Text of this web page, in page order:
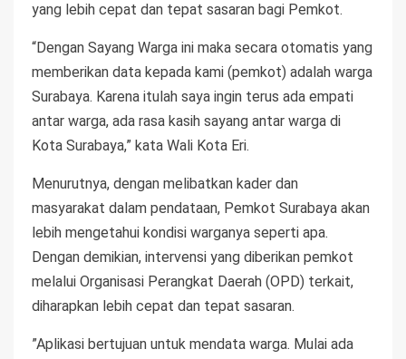
yang lebih cepat dan tepat sasaran bagi Pemkot.
“Dengan Sayang Warga ini maka secara otomatis yang
memberikan data kepada kami (pemkot) adalah warga
Surabaya. Karena itulah saya ingin terus ada empati
antar warga, ada rasa kasih sayang antar warga di
Kota Surabaya,” kata Wali Kota Eri.
Menurutnya, dengan melibatkan kader dan
masyarakat dalam pendataan, Pemkot Surabaya akan
lebih mengetahui kondisi warganya seperti apa.
Dengan demikian, intervensi yang diberikan pemkot
melalui Organisasi Perangkat Daerah (OPD) terkait,
diharapkan lebih cepat dan tepat sasaran.
”Aplikasi bertujuan untuk mendata warga. Mulai ada